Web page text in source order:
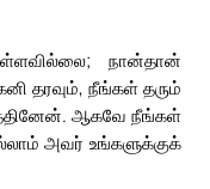
நான்தான்
தரவும், நீங்கள் தரும்
ஆகவே நீங்கள்
அவர் உங்களுக்குக்